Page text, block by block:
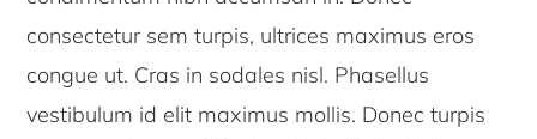
consectetur sem turpis, ultrices maximus eros
congue ut. Cras in sodales nisl. Phasellus
vestibulum id elit maximus mollis. Donec turpis